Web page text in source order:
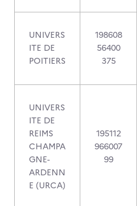
UNIVERS
ITE DE
POITIERS
198608
56400
375
UNIVERS
ITE DE
REIMS
CHAMPA
GNE-
ARDENN
E (URCA)
195112
966007
99